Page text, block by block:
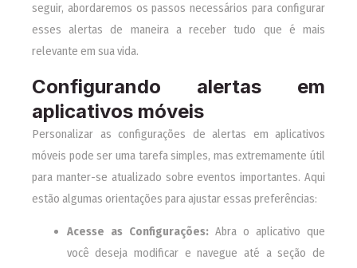
seguir, abordaremos os passos necessários para configurar
esses alertas de maneira a receber tudo que é mais
relevante em sua vida.
Configurando alertas em
aplicativos móveis
Personalizar as configurações de alertas em aplicativos
móveis pode ser uma tarefa simples, mas extremamente útil
para manter-se atualizado sobre eventos importantes. Aqui
estão algumas orientações para ajustar essas preferências:
Acesse as Configurações:Abra o aplicativo que
você deseja modificar e navegue até a seção de